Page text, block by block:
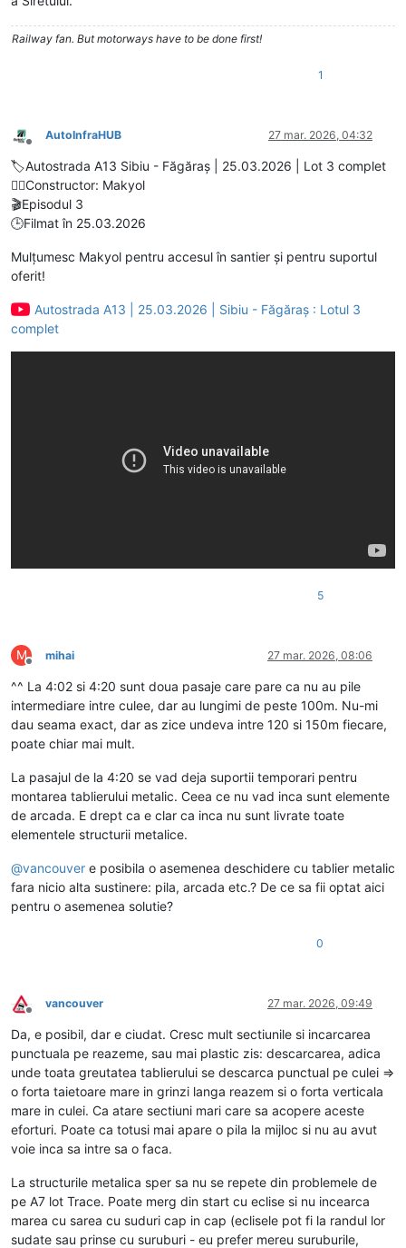
Railway fan. But motorways have to be done first!
1
Deconectat
AutoInfraHUB 27 mar. 2026, 04:32
🏷️Autostrada A13 Sibiu - Făgăraș | 25.03.2026 | Lot 3 complet
👷‍♂️Constructor: Makyol
🎬Episodul 3
🕒Filmat în 25.03.2026
Mulțumesc Makyol pentru accesul în santier și pentru suportul
oferit!
Autostrada A13 | 25.03.2026 | Sibiu - Făgăraș : Lotul 3
complet
5
M
Deconectat
mihai 27 mar. 2026, 08:06
^^ La 4:02 si 4:20 sunt doua pasaje care pare ca nu au pile
intermediare intre culee, dar au lungimi de peste 100m. Nu-mi
dau seama exact, dar as zice undeva intre 120 si 150m fiecare,
poate chiar mai mult.
La pasajul de la 4:20 se vad deja suportii temporari pentru
montarea tablierului metalic. Ceea ce nu vad inca sunt elemente
de arcada. E drept ca e clar ca inca nu sunt livrate toate
elementele structurii metalice.
@vancouver e posibila o asemenea deschidere cu tablier metalic
fara nicio alta sustinere: pila, arcada etc.? De ce sa fii optat aici
pentru o asemenea solutie?
0
Deconectat
vancouver 27 mar. 2026, 09:49
Da, e posibil, dar e ciudat. Cresc mult sectiunile si incarcarea
punctuala pe reazeme, sau mai plastic zis: descarcarea, adica
unde toata greutatea tablierului se descarca punctual pe culei =>
o forta taietoare mare in grinzi langa reazem si o forta verticala
mare in culei. Ca atare sectiuni mari care sa acopere aceste
eforturi. Poate ca totusi mai apare o pila la mijloc si nu au avut
voie inca sa intre sa o faca.
La structurile metalica sper sa nu se repete din problemele de
pe A7 lot Trace. Poate merg din start cu eclise si nu incearca
marea cu sarea cu suduri cap in cap (eclisele pot fi la randul lor
sudate sau prinse cu suruburi - eu prefer mereu suruburile,